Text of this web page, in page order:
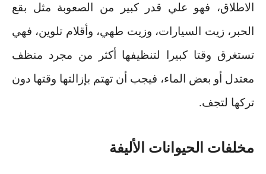
الاطلاق، فهو علي قدر كبير من الصعوبة مثل بقع
الحبر، زيت السيارات، وزيت طهي، وأقلام تلوين، فهي
تستغرق وقتا كبيرا لتنظيفها أكثر من مجرد منظف
معتدل أو بعض الماء، فيجب أن تهتم بإزالتها وقتها دون
تركها لتجف.
مخلفات الحيوانات الأليفة